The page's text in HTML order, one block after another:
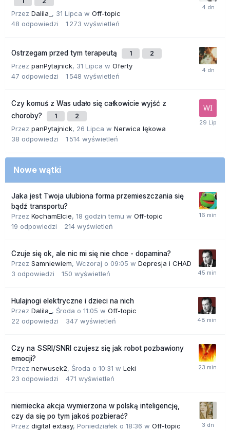
Przez Dalila_ , 31 Lipca w Off-topic
48 odpowiedzi 1 273 wyświetleń
Ostrzegam przed tym terapeutą 1 2
Przez panPytajnick, 31 Lipca w Oferty
47 odpowiedzi 1 548 wyświetleń
Czy komuś z Was udało się całkowicie wyjść z
choroby?
1 2
Przez panPytajnick, 26 Lipca w Nerwica lękowa
38 odpowiedzi 1 514 wyświetleń
Nowe wątki
Jaka jest Twoja ulubiona forma przemieszczania się
bądź transportu?
Przez KochamElcie, 18 godzin temu w Off-topic
19 odpowiedzi 214 wyświetleń
Czuje się ok, ale nic mi się nie chce - dopamina?
Przez Samniewiem, Wczoraj o 09:05 w Depresja i CHAD
3 odpowiedzi 150 wyświetleń
Hulajnogi elektryczne i dzieci na nich
Przez Dalila_ , Środa o 11:05 w Off-topic
22 odpowiedzi 347 wyświetleń
Czy na SSRI/SNRI czujesz się jak robot pozbawiony
emocji?
Przez nerwusek2, Środa o 10:31 w Leki
23 odpowiedzi 471 wyświetleń
niemiecka akcja wymierzona w polską inteligencję,
czy da się po tym jakoś pozbierać?
Przez digital extasy, Poniedziałek o 18:36 w Off-topic